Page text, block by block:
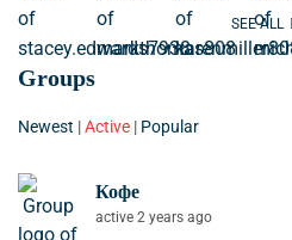
SEE ALL
Groups
Newest |Active | Popular
Кофе
active 2 years ago